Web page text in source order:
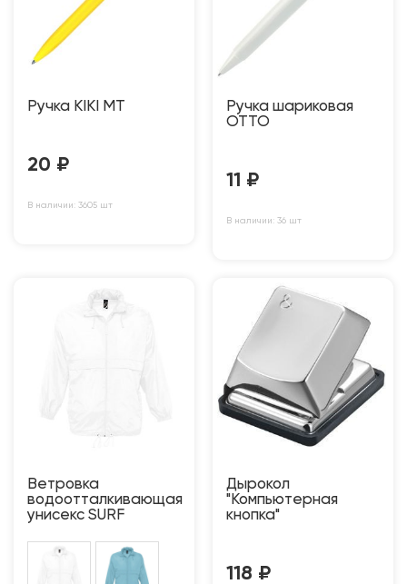
Ручка KIKI MT
20 ₽
В наличии: 3605 шт
Ручка шариковая
OTTO
11 ₽
В наличии: 36 шт
Ветровка
водоотталкивающая
унисекс SURF
Дырокол
"Компьютерная
кнопка"
118 ₽